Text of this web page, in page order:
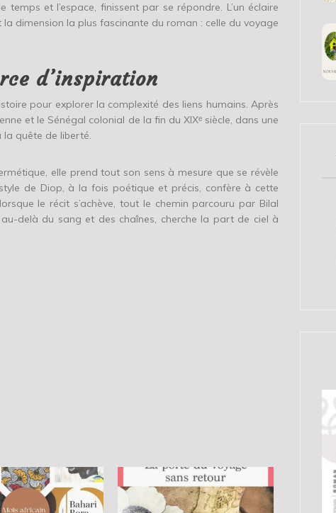
et l’espace, finissent par se répondre. L’un éclaire
la dimension la plus fascinante du roman : celle du voyage
d’inspiration
pour explorer la complexité des liens humains. Après
et le Sénégal colonial de la fin du XIXᵉ siècle, dans une
quête de liberté.
elle prend tout son sens à mesure que se révèle
de Diop, à la fois poétique et précis, confère à cette
le récit s’achève, tout le chemin parcouru par Bilal
delà du sang et des chaînes, cherche la part de ciel à